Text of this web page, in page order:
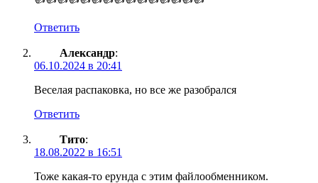
Ответить
Александр:
06.10.2024 в 20:41
Веселая распаковка, но все же разобрался
Ответить
Тито:
18.08.2022 в 16:51
Тоже какая-то ерунда с этим файлообменником.